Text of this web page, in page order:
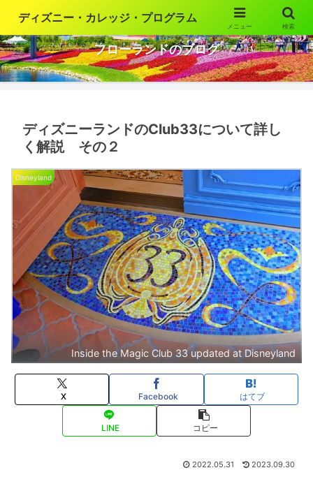
ウォルト・ディズニー・ワールドの魅力を語ります
フローランドのブログ
ディズニーランドのClub33について詳し
く解説 その２
Disneyland
Inside the Magic Club 33 updated at Disneyland
X Facebook はてブ
LINE コピー
2022.05.31 2023.09.30
ディズニー・カレッジ・プログラム
メニュー 検索